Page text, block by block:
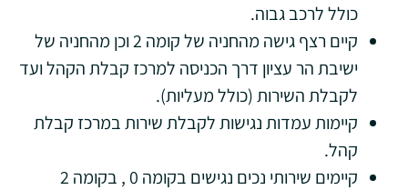
כולל לרכב גבוה.
קיים רצף גישה מהחניה של קומה 2 וכן מהחניה של
ישיבת הר עציון דרך הכניסה למרכז קבלת הקהל ועד
לקבלת השירות (כולל מעליות).
קיימות עמדות נגישות לקבלת שירות במרכז קבלת
קהל.
קיימים שירותי נכים נגישים בקומה 0 , בקומה 2